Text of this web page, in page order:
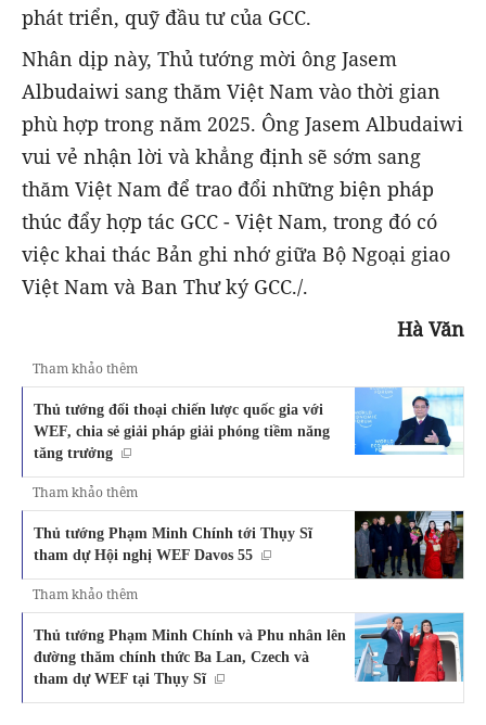
phát triển, quỹ đầu tư của GCC.
Nhân dịp này, Thủ tướng mời ông Jasem
Albudaiwi sang thăm Việt Nam vào thời gian
phù hợp trong năm 2025. Ông Jasem Albudaiwi
vui vẻ nhận lời và khẳng định sẽ sớm sang
thăm Việt Nam để trao đổi những biện pháp
thúc đẩy hợp tác GCC - Việt Nam, trong đó có
việc khai thác Bản ghi nhớ giữa Bộ Ngoại giao
Việt Nam và Ban Thư ký GCC./.
Hà Văn
Tham khảo thêm
Thủ tướng đối thoại chiến lược quốc gia với
WEF, chia sẻ giải pháp giải phóng tiềm năng
tăng trưởng
Tham khảo thêm
Thủ tướng Phạm Minh Chính tới Thụy Sĩ
tham dự Hội nghị WEF Davos 55
Tham khảo thêm
Thủ tướng Phạm Minh Chính và Phu nhân lên
đường thăm chính thức Ba Lan, Czech và
tham dự WEF tại Thụy Sĩ